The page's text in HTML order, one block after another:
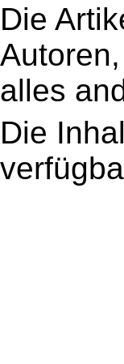
Die
Autoren,
alles
Die